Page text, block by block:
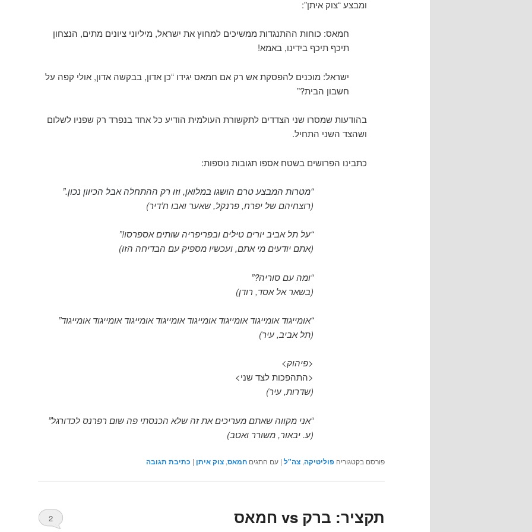
ומבצע “צוק איתן”:
חמאס: כוחות ההתנגדות ממשיכים למחוץ את ישראל, מיליוני ציונים מתים, הנצחון
תיכף תיכף בידינו, באמא!
ישראל: מוכנים להפסקת אש רק אם חמאס יגידו “כן אדון, בבקשה אדון, אולי קפה על
חשבון הבית?”
בהודעות שמסרו שני הצדדים לתקשורת העולמית הודיע כל אחד בנפרד רק שפניו לשלום
ושהצד השני התחיל.
כתבינו הפרושים בשטח אספו תגובות נוספות:
“מטרות המבצע טרם הושגו במלואן, וזו רק ההתחלה אבל הכיוון נכון.”
(רוצחיהם של יפרח, פרנקל, שאער ואבו ח’דיר)
“על תל אביב יורים טילים ובפריפריה שותים אספרסו!”
(אתם יודעים מי אתם, ועכשיו מספיק עם הבדיחה הזו)
“ומה עם סוריה?”
(בשאר אל אסד, רודן)
“אומייגוד אומייגוד אומייגוד אומייגוד אומייגוד אומייגוד אומייגוד אומייגוד”
(תל אביב, עיר)
<פיהוק>
<התהפכות לצד שני>
(שדרות, עיר)
“אני מקווה שאתם מעריכים את זה שלא הכנסתי פה שום רפרנס לכדורגל”
(ע. יבאור, משורר ואטב)
פורסם בקטגוריה פוליטיקה, צה"ל | עם התגים חמאס, צוק איתן | כתיבת תגובה
תקציר: ברק vs חמאס 2